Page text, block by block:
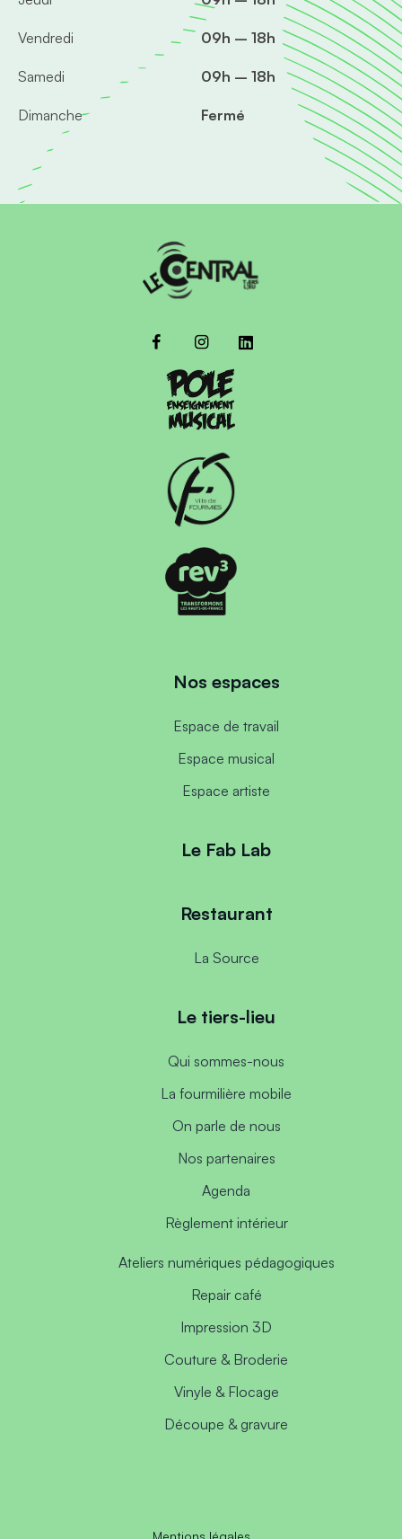
Vendredi 09h – 18h
Samedi 09h – 18h
Dimanche Fermé
Nos espaces
Espace de travail
Espace musical
Espace artiste
Le Fab Lab
Restaurant
La Source
Le tiers-lieu
Qui sommes-nous
La fourmilière mobile
On parle de nous
Nos partenaires
Agenda
Règlement intérieur
Ateliers numériques pédagogiques
Repair café
Impression 3D
Couture & Broderie
Vinyle & Flocage
Découpe & gravure
Mentions légales